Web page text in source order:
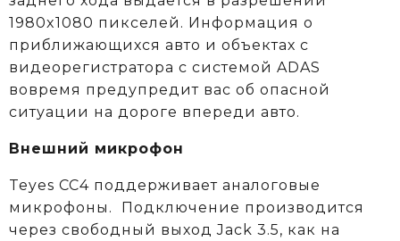
1980x1080 пикселей. Информация о
приближающихся авто и объектах c
видеорегистратора с системой ADAS
вовремя предупредит вас об опасной
ситуации на дороге впереди авто.
Внешний микрофон
Teyes CC4 поддерживает аналоговые
микрофоны. Подключение производится
через свободный выход Jack 3.5, как на